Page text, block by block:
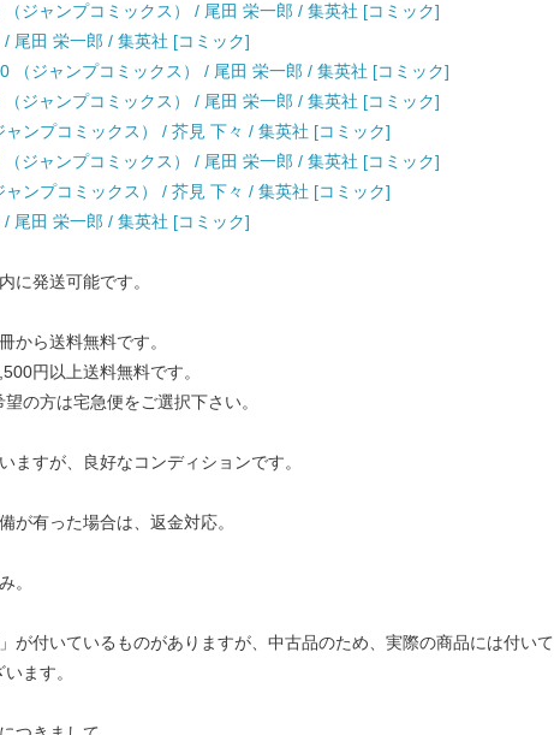
（ジャンプコミックス） / 尾田 栄一郎 / 集英社 [コミック]
尾田 栄一郎 / 集英社 [コミック]
（ジャンプコミックス） / 尾田 栄一郎 / 集英社 [コミック]
（ジャンプコミックス） / 尾田 栄一郎 / 集英社 [コミック]
ャンプコミックス） / 芥見 下々 / 集英社 [コミック]
（ジャンプコミックス） / 尾田 栄一郎 / 集英社 [コミック]
ャンプコミックス） / 芥見 下々 / 集英社 [コミック]
尾田 栄一郎 / 集英社 [コミック]
に発送可能です。
から送料無料です。
円以上送料無料です。
の方は宅急便をご選択下さい。
ますが、良好なコンディションです。
が有った場合は、返金対応。
。
が付いているものがありますが、中古品のため、実際の商品には付いて
ます。